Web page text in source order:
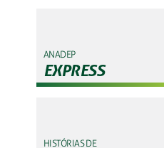
ANADEP
EXPRESS
HISTÓRIAS DE